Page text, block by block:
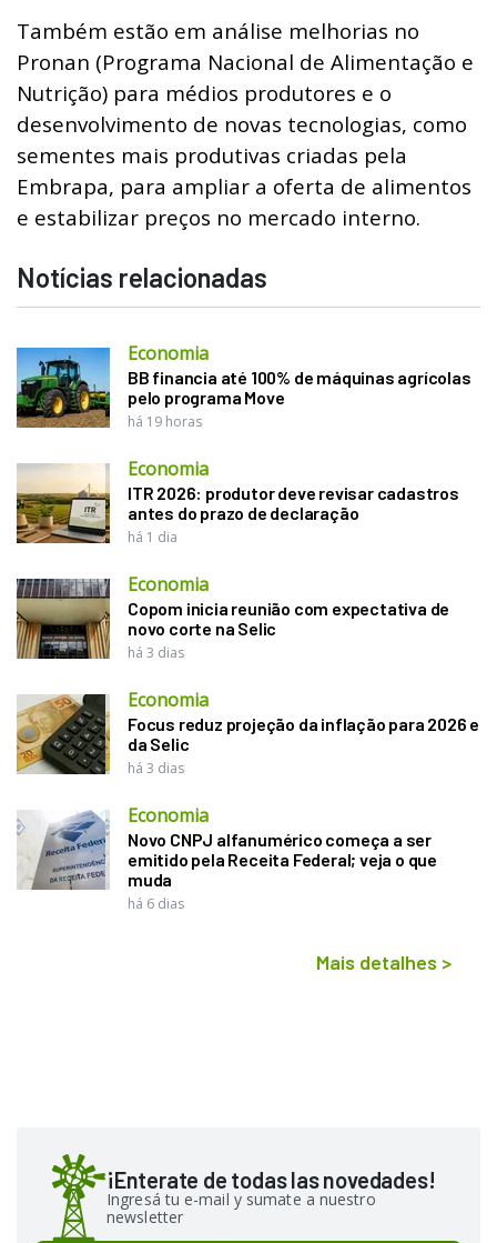
Também estão em análise melhorias no
Pronan (Programa Nacional de Alimentação e
Nutrição) para médios produtores e o
desenvolvimento de novas tecnologias, como
sementes mais produtivas criadas pela
Embrapa, para ampliar a oferta de alimentos
e estabilizar preços no mercado interno.
Notícias relacionadas
Economia
BB financia até 100% de máquinas agrícolas
pelo programa Move
há 19 horas
Economia
ITR 2026: produtor deve revisar cadastros
antes do prazo de declaração
há 1 dia
Economia
Copom inicia reunião com expectativa de
novo corte na Selic
há 3 dias
Economia
Focus reduz projeção da inflação para 2026 e
da Selic
há 3 dias
Economia
Novo CNPJ alfanumérico começa a ser
emitido pela Receita Federal; veja o que
muda
há 6 dias
Mais detalhes >
¡Enterate de todas las novedades!
Ingresá tu e-mail y sumate a nuestro
newsletter